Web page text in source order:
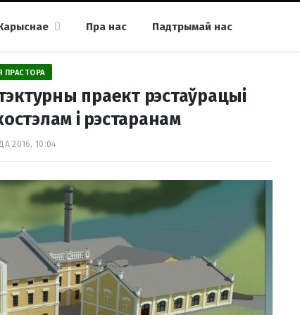
Пра нас Падтрымай нас
ПРАСТОРА
праект рэстаўрацыі
і рэстаранам
2016, 10:04